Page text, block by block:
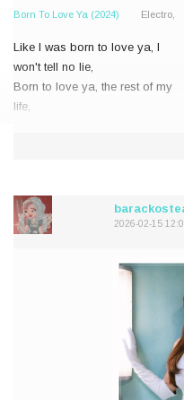
Born To Love Ya (2024) Electro,
Like I was born to love ya, I
won't tell no lie,
Born to love ya, the rest of my
life,
ya.
2026-02-15